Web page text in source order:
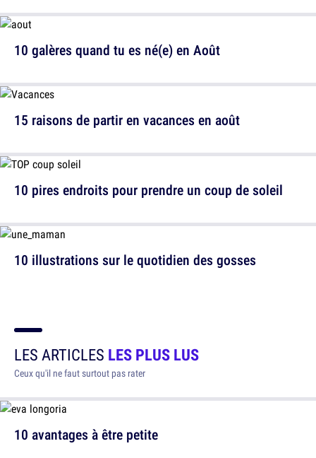
10 galères quand tu es né(e) en Août
10 pires endroits pour prendre un coup de soleil
15 raisons de partir en vacances en août
10 illustrations sur le quotidien des gosses
LES ARTICLES LES PLUS LUS
Ceux qu'il ne faut surtout pas rater
10 avantages à être petite